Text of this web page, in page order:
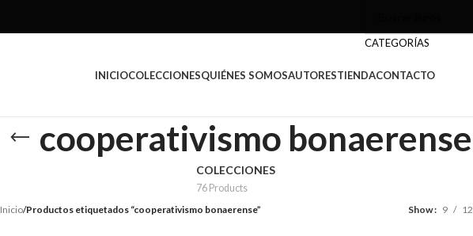
CATEGORÍAS
INICIOCOLECCIONESQUIÉNES SOMOSAUTORESTIENDACONTACTO
cooperativismo bonaerense
COLECCIONES
76 Products
Inicio/Productos etiquetados “cooperativismo bonaerense” Show 9 12